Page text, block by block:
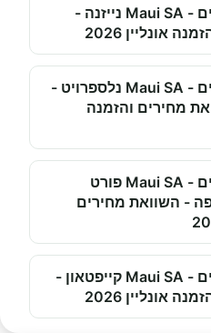
השכרת קרוואנים - Maui SA נייזנה -
אונליין 2026
השכרת קרוואנים - Maui SA נלספרויט -
מחירים והזמנה
השכרת קרוואנים - Maui SA פורט
- השוואת מחירים
השכרת קרוואנים - Maui SA קייפטאון -
אונליין 2026